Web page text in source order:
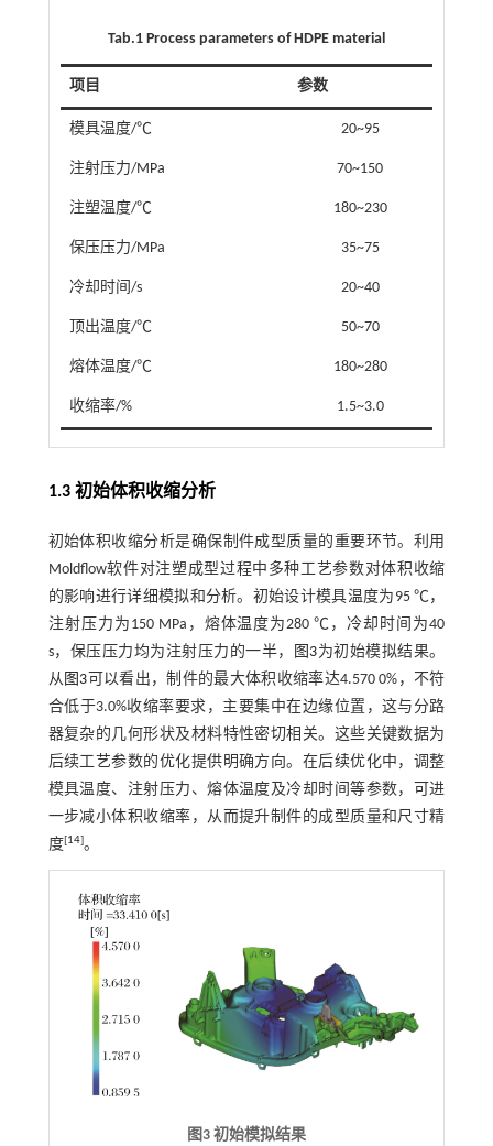
Tab.1 Process parameters of HDPE material
项目 参数
模具温度/℃ 20~95
注射压力/MPa 70~150
注塑温度/℃ 180~230
保压压力/MPa 35~75
冷却时间/s 20~40
顶出温度/℃ 50~70
熔体温度/℃ 180~280
收缩率/% 1.5~3.0
1.3 初始体积收缩分析
初始体积收缩分析是确保制件成型质量的重要环节。利用
Moldflow软件对注塑成型过程中多种工艺参数对体积收缩
的影响进行详细模拟和分析。初始设计模具温度为95 ℃，
注射压力为150 MPa，熔体温度为280 ℃，冷却时间为40
s，保压压力均为注射压力的一半，
图3为初始模拟结果。
从图3 可以看出，制件的最大体积收缩率达4.570 0%，不符
合低于3.0%收缩率要求，主要集中在边缘位置，这与分路
器复杂的几何形状及材料特性密切相关。这些关键数据为
后续工艺参数的优化提供明确方向。在后续优化中，调整
模具温度、注射压力、熔体温度及冷却时间等参数，可进
一步减小体积收缩率，从而提升制件的成型质量和尺寸精
度[14]。
图3 初始模拟结果